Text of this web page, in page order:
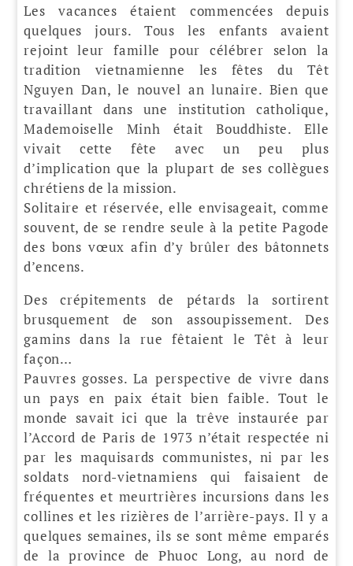
Les vacances étaient commencées depuis
quelques jours. Tous les enfants avaient
rejoint leur famille pour célébrer selon la
tradition vietnamienne les fêtes du Têt
Nguyen Dan, le nouvel an lunaire. Bien que
travaillant dans une institution catholique,
Mademoiselle Minh était Bouddhiste. Elle
vivait cette fête avec un peu plus
d’implication que la plupart de ses collègues
chrétiens de la mission.
Solitaire et réservée, elle envisageait, comme
souvent, de se rendre seule à la petite Pagode
des bons vœux afin d’y brûler des bâtonnets
d’encens.
Des crépitements de pétards la sortirent
brusquement de son assoupissement. Des
gamins dans la rue fêtaient le Têt à leur
façon…
Pauvres gosses. La perspective de vivre dans
un pays en paix était bien faible. Tout le
monde savait ici que la trêve instaurée par
l’Accord de Paris de 1973 n’était respectée ni
par les maquisards communistes, ni par les
soldats nord-vietnamiens qui faisaient de
fréquentes et meurtrières incursions dans les
collines et les rizières de l’arrière-pays. Il y a
quelques semaines, ils se sont même emparés
de la province de Phuoc Long, au nord de